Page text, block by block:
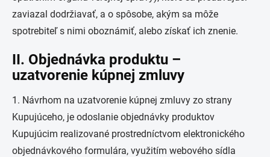
zaviazal dodržiavať, a o spôsobe, akým sa môže
spotrebiteľ s nimi oboznámiť, alebo získať ich znenie.
II. Objednávka produktu –
uzatvorenie kúpnej zmluvy
1. Návrhom na uzatvorenie kúpnej zmluvy zo strany
Kupujúceho, je odoslanie objednávky produktov
Kupujúcim realizované prostredníctvom elektronického
objednávkového formulára, využitím webového sídla